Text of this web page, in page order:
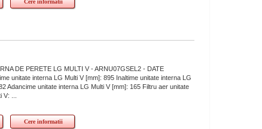
Cere informatii
DE PERETE LG MULTI V - ARNU07GSEL2 - DATE
unitate interna LG Multi V [mm]: 895 Inaltime unitate interna LG
Adancime unitate interna LG Multi V [mm]: 165 Filtru aer unitate
...
Cere informatii